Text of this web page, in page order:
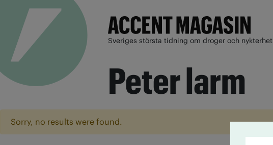
Sveriges största tidning om droger och nykterhet
Peter larm
Sorry, no results were found.